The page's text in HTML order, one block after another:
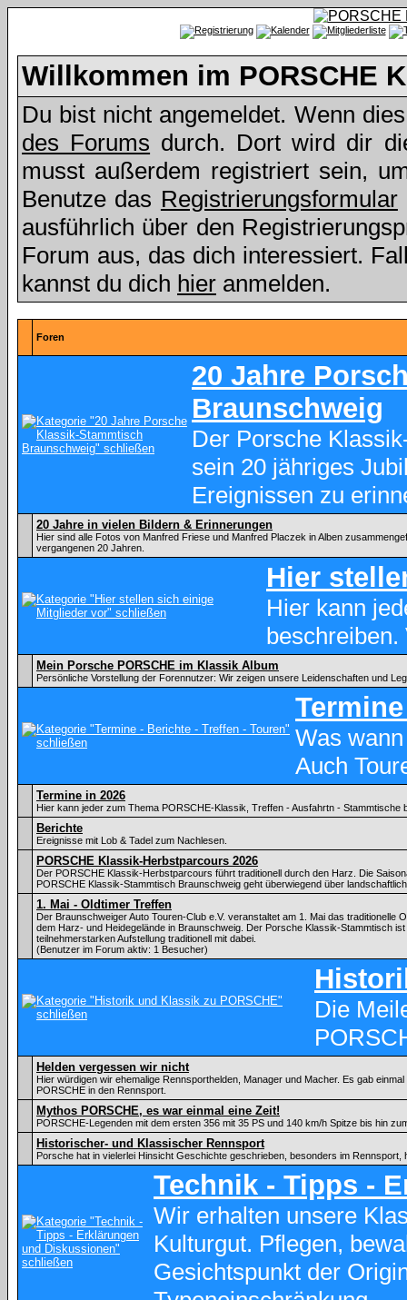
Willkommen im PORSCHE
Du bist nicht angemeldet. Wenn
des Forums durch. Dort wird dir
musst außerdem registriert sein,
Benutze das Registrierungsformular
ausführlich über den
Forum aus, das dich interessiert.
kannst du dich hier anmelden.
Foren
20 Jahre
Braunschweig
Der Porsche
sein 20 jähriges
Ereignissen zu
20 Jahre in vielen Bildern & Erinnerungen
Hier sind alle Fotos von Manfred Friese und Manfred Placzek in Alben
vergangenen 20 Jahren.
Hier
Hier kann
Mein Porsche PORSCHE im Klassik Album
Persönliche Vorstellung der Forennutzer: Wir zeigen unsere Leidenschaften und
Was
Auch
Termine in 2026
Hier kann jeder zum Thema PORSCHE-Klassik, Treffen - Ausfahrtn - Stammtische
Berichte
Ereignisse mit Lob & Tadel zum Nachlesen.
PORSCHE Klassik-Herbstparcours 2026
Der PORSCHE Klassik-Herbstparcours führt traditionell durch den Harz. Die
PORSCHE Klassik-Stammtisch Braunschweig geht überwiegend über
1. Mai - Oldtimer Treffen
Der Braunschweiger Auto Touren-Club e.V. veranstaltet am 1. Mai das traditionelle
dem Harz- und Heidegelände in Braunschweig. Der Porsche Klassik-Stammtisch ist
teilnehmerstarken Aufstellung traditionell mit dabei.
(Benutzer im Forum aktiv: 1 Besucher)
Die
Helden vergessen wir nicht
Hier würdigen wir ehemalige Rennsporthelden, Manager und Macher. Es gab
PORSCHE in den Rennsport.
Mythos PORSCHE, es war einmal eine Zeit!
PORSCHE-Legenden mit dem ersten 356 mit 35 PS und 140 km/h Spitze bis hin
Historischer- und Klassischer Rennsport
Porsche hat in vielerlei Hinsicht Geschichte geschrieben, besonders im Rennsport,
Technik - Tipps -
Wir erhalten unsere
Kulturgut. Pflegen,
Gesichtspunkt der